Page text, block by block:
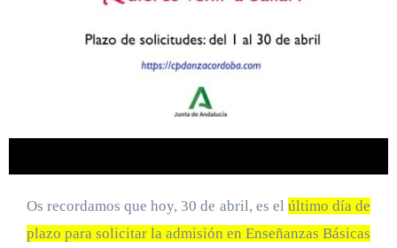
Os recordamos que hoy, 30 de abril, es el último día de
plazo para solicitar la admisión en Enseñanzas Básicas